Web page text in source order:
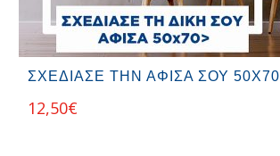
ΣΧΕΔΙΑΣΕ ΤΗΝ ΑΦΙΣΑ ΣΟΥ 50Χ70
12,50€